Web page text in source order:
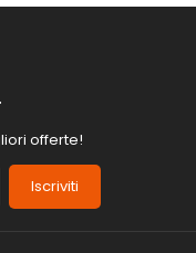
offerte!
Iscriviti